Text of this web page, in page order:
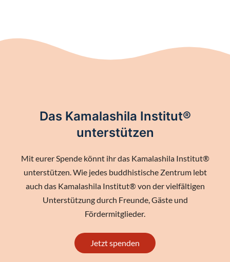
Das Kamalashila Institut®
unterstützen
Mit eurer Spende könnt ihr das Kamalashila Institut®
unterstützen. Wie jedes buddhistische Zentrum lebt
auch das Kamalashila Institut® von der vielfältigen
Unterstützung durch Freunde, Gäste und
Fördermitglieder.
Jetzt spenden